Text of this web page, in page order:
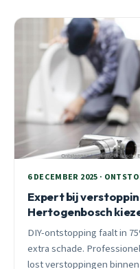
6 DECEMBER 2025 ·
Expert bij
Hertogenbosch
DIY-ontstopping faalt in
extra schade.
lost verstoppingen